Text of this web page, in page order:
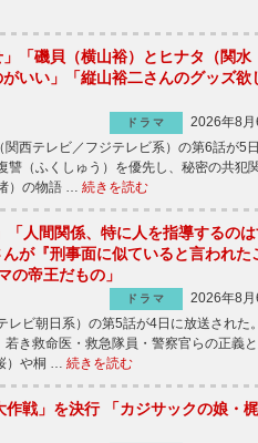
「磯貝（横山裕）とヒナタ（関水
いい」「縦山裕二さんのグッズ欲
ドラマ
2026年8月
西テレビ／フジテレビ系）の第6話が5
（ふくしゅう）を優先し、秘密の共犯
）の物語 … 続きを読む
「人間関係、特に人を指導するの
が『刑事面に似ていると言われた
の帝王だもの」
ドラマ
2026年8月
ビ朝日系）の第5話が4日に放送された。
き救命医・救急隊員・警察官らの正義
）や桐 … 続きを読む
作戦」を決行 「カジサックの娘・